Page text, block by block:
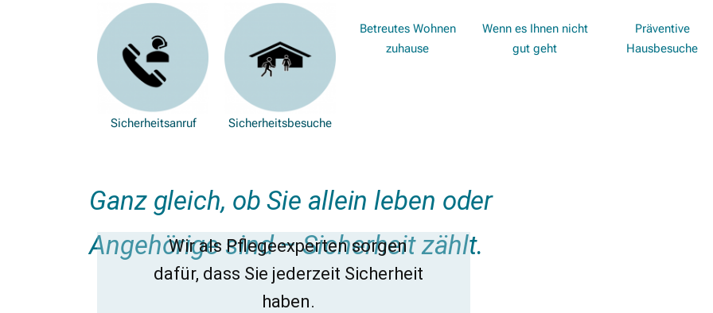
Sicherheitsanruf Sicherheitsbesuche
Betreutes Wohnen
zuhause
Wenn es Ihnen nicht
gut geht
Präventive
Hausbesuche
Ganz gleich, ob Sie allein leben oder
Angehörige sind – Sicherheit zählt.
Wir als Pflegeexperten sorgen
dafür, dass Sie jederzeit Sicherheit
haben.